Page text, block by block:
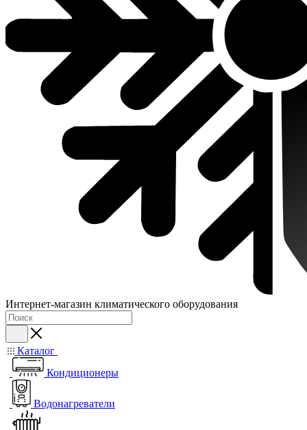
Интернет-магазин климатического оборудования
Каталог
Кондиционеры
Водонагреватели